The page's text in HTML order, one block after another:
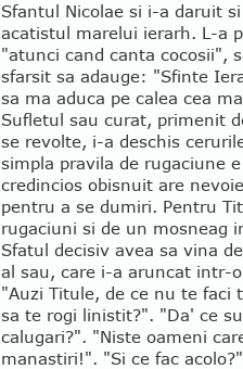
Sfantul Nicolae si i-a daruit
acatistul marelui ierarh. L-a
"atunci cand canta cocosii",
sfarsit sa adauge: "Sfinte
sa ma aduca pe calea cea
Sufletul sau curat, primenit
se revolte, i-a deschis
simpla pravila de rugaciune
credincios obisnuit are
pentru a se dumiri. Pentru
rugaciuni si de un mosneag
Sfatul decisiv avea sa vina
al sau, care i-a aruncat intr-
"Auzi Titule, de ce nu te faci
sa te rogi linistit?". "Da' ce
calugari?". "Niste oameni
manastiri!". "Si ce fac